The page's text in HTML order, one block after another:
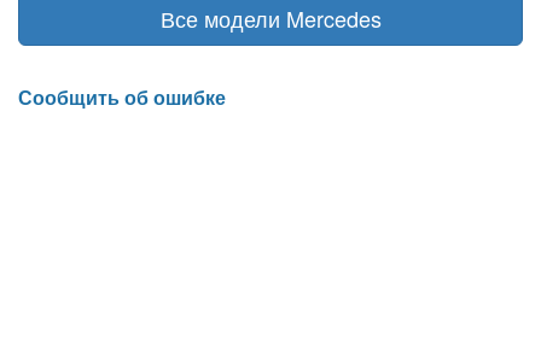
Все модели Mercedes
Сообщить об ошибке